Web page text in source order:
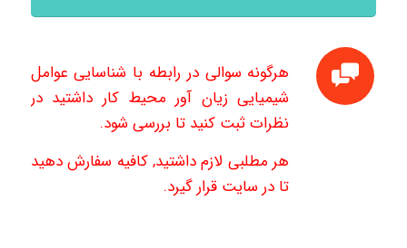
هرگونه سوالی در رابطه با شناسایی عوامل
شیمیایی زیان آور محیط کار داشتید در
نظرات ثبت کنید تا بررسی شود.
هر مطلبی لازم داشتید, کافیه سفارش دهید
تا در سایت قرار گیرد.